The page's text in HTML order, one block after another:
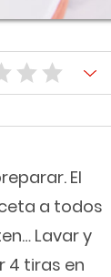
El
a todos
Lavar y
4 tiras en